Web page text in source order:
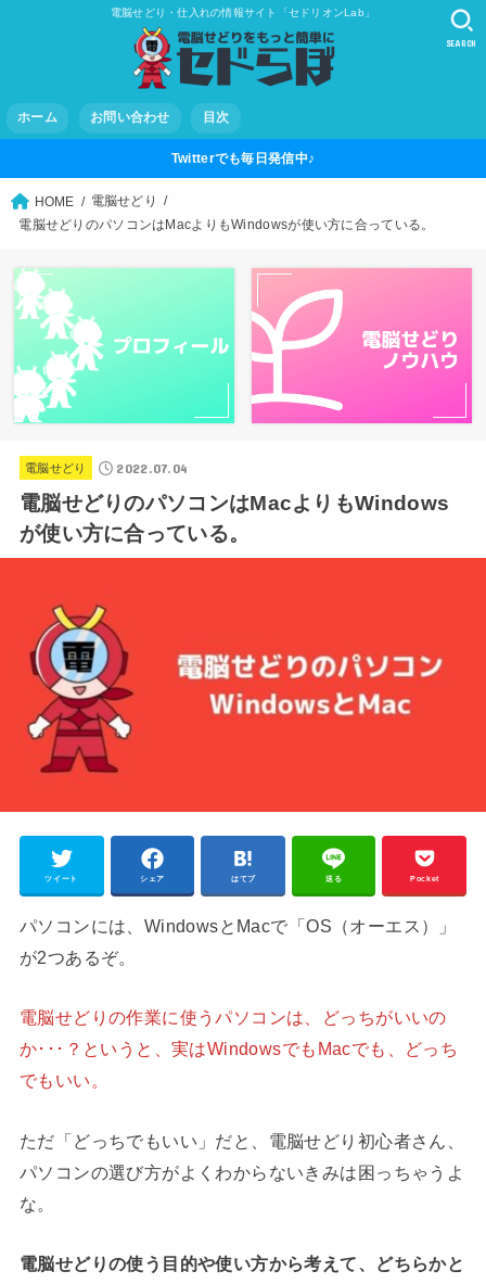
電脳せどり・仕入れの情報サイト「セドリオンLab」
ホーム お問い合わせ 目次
SEARCH
Twitterでも毎日発信中♪
HOME
電脳せどり
電脳せどりのパソコンはMacよりもWindowsが使い方に合っている。
電脳せどり 2022.07.04
電脳せどりのパソコンはMacよりもWindows
が使い方に合っている。
ツイート シェア はてブ 送る Pocket
パソコンには、WindowsとMacで「OS（オーエス）」
が2つあるぞ。
電脳せどりの作業に使うパソコンは、どっちがいいの
か･･･？というと、実はWindowsでもMacでも、どっち
でもいい。
ただ「どっちでもいい」だと、電脳せどり初心者さん、
パソコンの選び方がよくわからないきみは困っちゃうよ
な。
電脳せどりの使う目的や使い方から考えて、どちらかと